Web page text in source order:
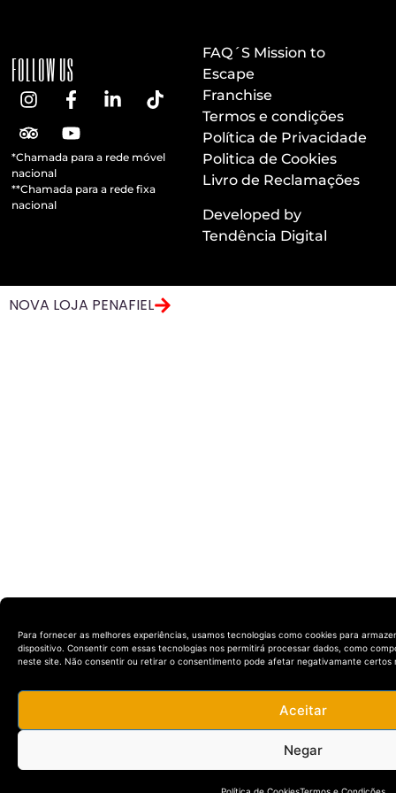
Para fornecer as melhores experiências, usamos tecnologias como cookies para
dispositivo. Consentir com essas tecnologias nos permitirá processar dados, como
neste site. Não consentir ou retirar o consentimento pode afetar negativamante certos
Aceitar
Negar
FOLLOW US
*Chamada para a rede móvel
nacional
**Chamada para a rede fixa
nacional
FAQ´S Mission to
Escape
Franchise
Termos e condições
Política de Privacidade
Politica de Cookies
Livro de Reclamações
Developed by
Tendência Digital
NOVA LOJA PENAFIEL